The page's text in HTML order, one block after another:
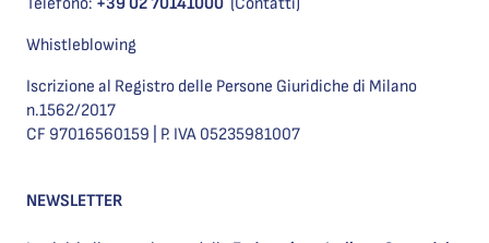
Whistleblowing
Iscrizione al Registro delle Persone Giuridiche di Milano
n.1562/2017
CF 97016560159 | P. IVA 05235981007
NEWSLETTER